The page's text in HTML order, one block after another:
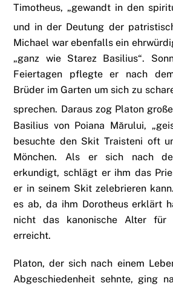
Timotheus, „gewandt in den
und in der Deutung der
Michael war ebenfalls ein
„ganz wie Starez Basilius“.
Feiertagen pflegte er nach
Brüder im Garten um sich zu
sprechen. Daraus zog Platon
Basilius von Poiana Mărului,
besuchte den Skit Traisteni oft
Mönchen. Als er sich nach
erkundigt, schlägt er ihm das
er in seinem Skit zelebrieren
es ab, da ihm Dorotheus erklärt
nicht das kanonische Alter für
erreicht.
Platon, der sich nach einem
Abgeschiedenheit sehnte, ging